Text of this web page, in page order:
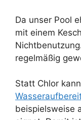
Da unser Pool
mit einem
regelmäßig
Statt Chlor
beispielsweise